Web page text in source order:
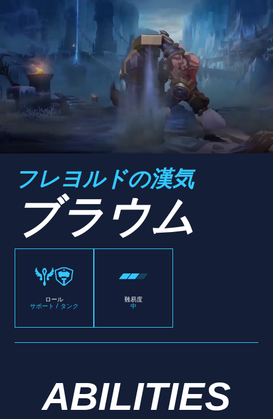
フレヨルドの漢気
ブラウム
ロール
サポート / タンク
難易度
中
ABILITIES